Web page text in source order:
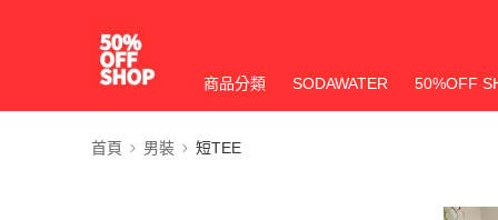
商品分類 SODAWATER 50%OFF
首頁 男裝 短TEE